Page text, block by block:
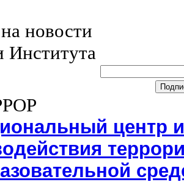
новости
Института
центр